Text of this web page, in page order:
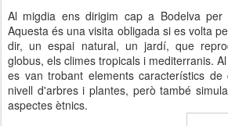
Al migdia ens dirigim cap a Bodelva
Aquesta és una visita obligada si es volta
dir, un espai natural, un jardí, que
globus, els climes tropicals i mediterranis.
es van trobant elements característics
nivell d'arbres i plantes, però també
aspectes ètnics.